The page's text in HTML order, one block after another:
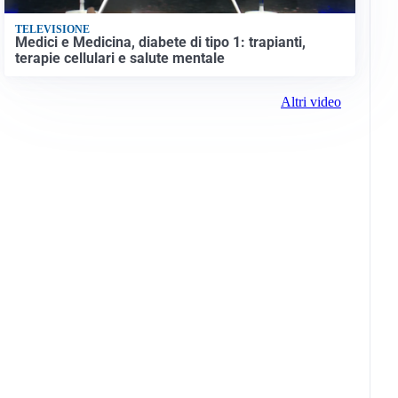
TELEVISIONE
Medici e Medicina, diabete di tipo 1: trapianti,
terapie cellulari e salute mentale
Altri video